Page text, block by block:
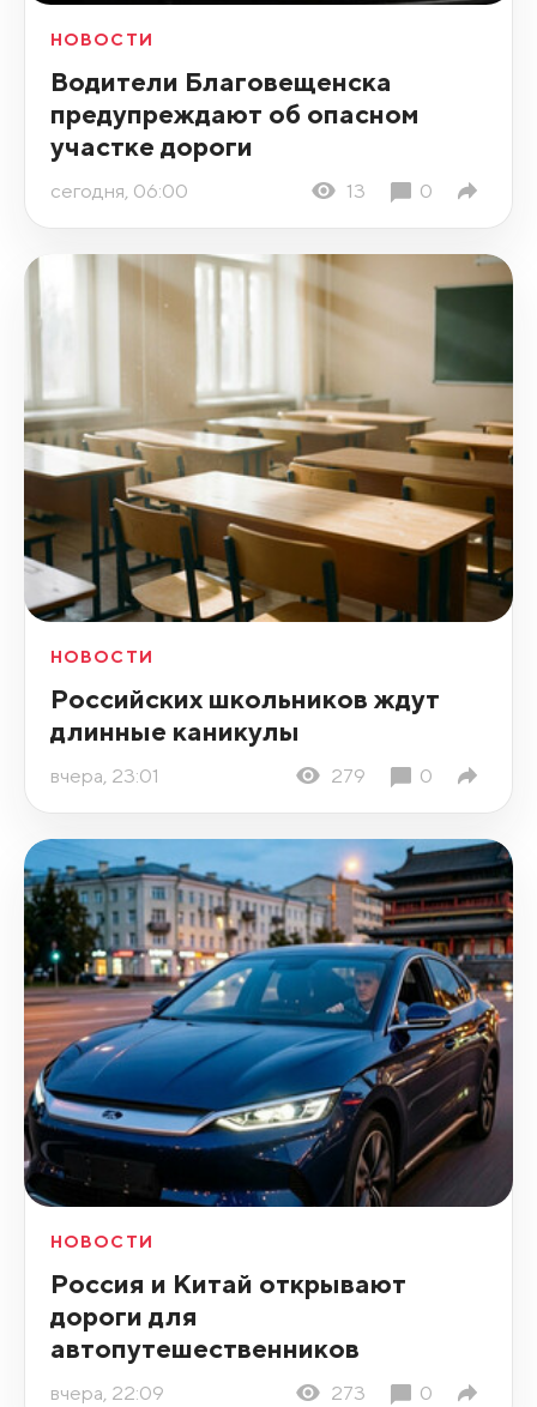
НОВОСТИ
Водители Благовещенска
предупреждают об опасном
участке дороги
сегодня, 06:00 13 0
НОВОСТИ
Российских школьников ждут
длинные каникулы
вчера, 23:01 279 0
НОВОСТИ
Россия и Китай открывают
дороги для
автопутешественников
вчера, 22:09 273 0